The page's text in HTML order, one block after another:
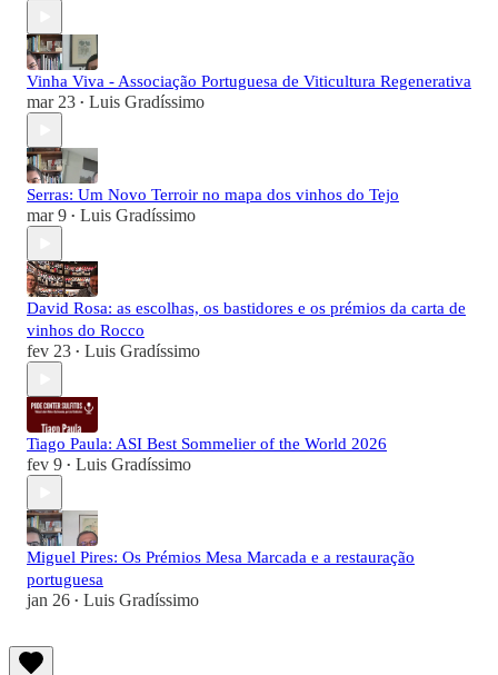
Vinha Viva - Associação Portuguesa de Viticultura Regenerativa
mar 23 • Luis Gradíssimo
Serras: Um Novo Terroir no mapa dos vinhos do Tejo
mar 9 • Luis Gradíssimo
David Rosa: as escolhas, os bastidores e os prémios da carta de
vinhos do Rocco
fev 23 • Luis Gradíssimo
Tiago Paula: ASI Best Sommelier of the World 2026
fev 9 • Luis Gradíssimo
Miguel Pires: Os Prémios Mesa Marcada e a restauração
portuguesa
jan 26 • Luis Gradíssimo